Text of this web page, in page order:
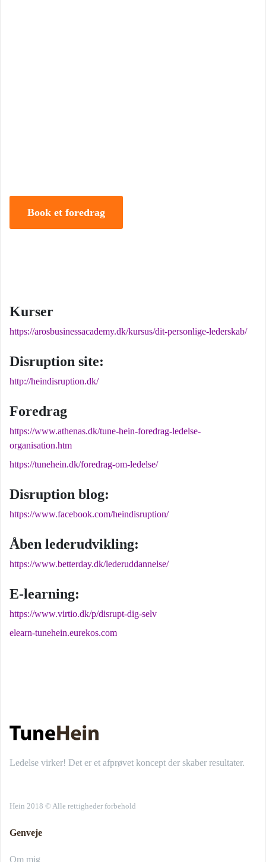
Book et foredrag
Kurser
https://arosbusinessacademy.dk/kursus/dit-personlige-lederskab/
Disruption site:
http://heindisruption.dk/
Foredrag
https://www.athenas.dk/tune-hein-foredrag-ledelse-
organisation.htm
https://tunehein.dk/foredrag-om-ledelse/
Disruption blog:
https://www.facebook.com/heindisruption/
Åben lederudvikling:
https://www.betterday.dk/lederuddannelse/
E-learning:
https://www.virtio.dk/p/disrupt-dig-selv
elearn-tunehein.eurekos.com
Ledelse virker! Det er et afprøvet koncept der skaber resultater.
Hein 2018 © Alle rettigheder forbehold
Genveje
Om mig